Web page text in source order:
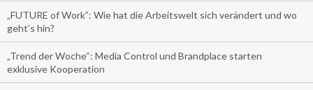
„FUTURE of Work”: Wie hat die Arbeitswelt sich verändert und wo
geht’s hin?
„Trend der Woche“: Media Control und Brandplace starten
exklusive Kooperation